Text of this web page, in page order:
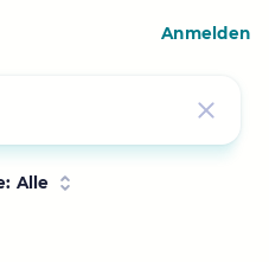
Alle
Anmelden